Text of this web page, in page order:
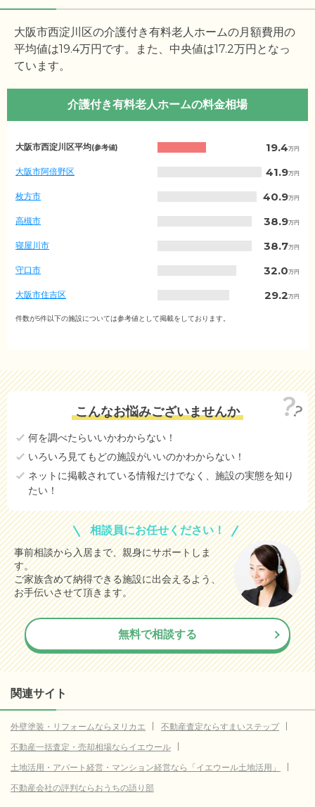
大阪市西淀川区の介護付き有料老人ホームの月額費用の
平均値は19.4万円です。また、中央値は17.2万円となっ
ています。
介護付き有料老人ホームの料金相場
大
阪
府
の
月
額
費
用
相
（市
町
別）
大阪市西淀川区平均(参考値) 19.4万円
大阪市阿倍野区 41.9万円
枚方市 40.9万円
高槻市 38.9万円
寝屋川市 38.7万円
守口市 32.0万円
大阪市住吉区 29.2万円
吹田市
24.8
堺市中区 23.5
22.9
大東市
大阪市東淀川区
大阪市東住吉区 17.6万円
堺市堺区 16.3万円
東大阪市 15.9
大阪市平野区 15.8万円
大阪市住之江区 15.2万円
八尾市 15.1万円
大阪市西成区 14.3万円
大阪市都島区
大阪市此花区(参考値) 16.8
大阪市港区 (参考値) 34.4
大阪市大正区(参考値)
件数が5件以下の施設については参考値として掲載をしております。
こんなお悩みございませんか
何を調べたらいいかわからない！
いろいろ見てもどの施設がいいのかわからない！
ネットに掲載されている情報だけでなく、施設の実態を知り
たい！
相談員にお任せください！
事前相談から入居まで、親身にサポートしま
す。
ご家族含めて納得できる施設に出会えるよう、
お手伝いさせて頂きます。
無料で相談する
関連サイト
外壁塗装・リフォームならヌリカエ
不動産査定ならすまいステップ
不動産一括査定・売却相場ならイエウール
土地活用・アパート経営・マンション経営なら「イエウール土地活用」
不動産会社の評判ならおうちの語り部